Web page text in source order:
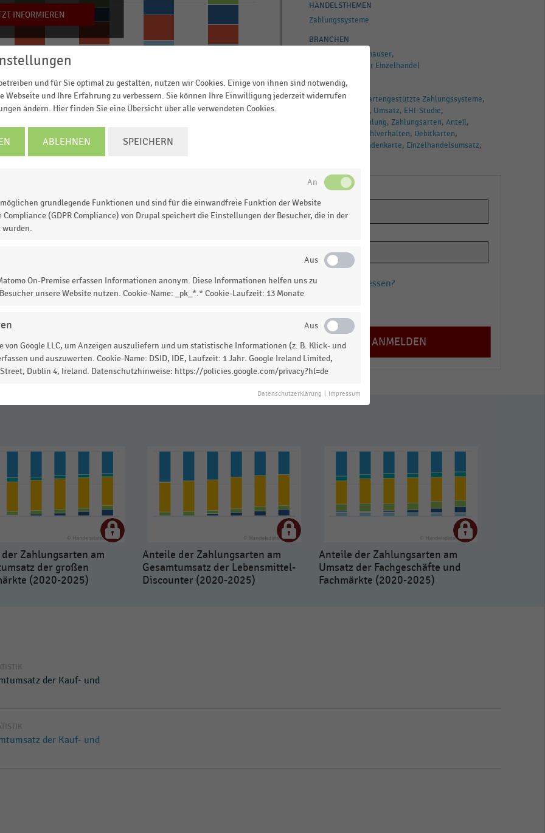
SEPA-Lastschrift
Girocard
VI Debit/Debit MC u. a.
Kundenkarte
2022
© Handelsdaten 2026
INFORMIEREN
am Gesamtumsatz der Kauf- und Warenhäuser in
9,0 Prozentder Gesamtumsätze der Kauf- und
bezahlt.
Statistik? Jetzt einloggen oderinformieren
HANDELSTHEMEN
Zahlungssysteme
BRANCHEN
Kauf - und Warenhäuser
Deutschsprachiger Einzelhandel
TAGS
Gesamtumsatz
kartengestützte Zahlungssysteme
Umsatz EHI-Studie
Zahlung Zahlungsarten Anteil
Bezahlverhalten Debitkarten
Kundenkarte Einzelhandelsumsatz
Passwort vergessen?
Zahlungsarten am
der großen
(2020-2025)
Anteile der Zahlungsarten am
Gesamtumsatz der Lebensmittel-
Discounter (2020-2025)
Anteile der Zahlungsarten am
Umsatz der Fachgeschäfte und
Fachmärkte (2020-2025)
der Kauf- und
der Kauf- und
und für Sie optimal zu gestalten, nutzen wir Cookies. Einige von ihnen sind notwendig,
Webseite und Ihre Erfahrung zu verbessern. Sie können Ihre Einwilligung jederzeit widerrufen
ändern. Hier finden Sie eine Übersicht über alle verwendeten Cookies.
ABLEHNEN SPEICHERN
grundlegende Funktionen und sind für die einwandfreie Funktion der Website
(GDPR Compliance) von Drupal speichert die Einstellungen der Besucher, die in der
wurden.
On-Premise erfassen Informationen anonym. Diese Informationen helfen uns zu
unsere Website nutzen. Cookie-Name: _pk_*.* Cookie-Laufzeit: 13 Monate
von Google LLC, um Anzeigen auszuliefern und um statistische Informationen (z. B. Klick- und
und auszuwerten. Cookie-Name: DSID, IDE, Laufzeit: 1 Jahr. Google Ireland Limited,
Street, Dublin 4, Ireland. Datenschutzhinweise: https://policies.google.com/privacy?hl=de
Datenschutzerklärung Impressum